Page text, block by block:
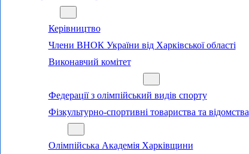
Керівництво
Члени ВНОК України від Харківської області
Виконавчий комітет
Федерації з олімпійський видів спорту
Фізкультурно-спортивні товариства та відомства
Олімпійська Академія Харківщини